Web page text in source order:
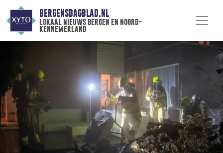
BERGENSDAGBLAD.NL
lokaal nieuws bergen en noord-
kennemerland